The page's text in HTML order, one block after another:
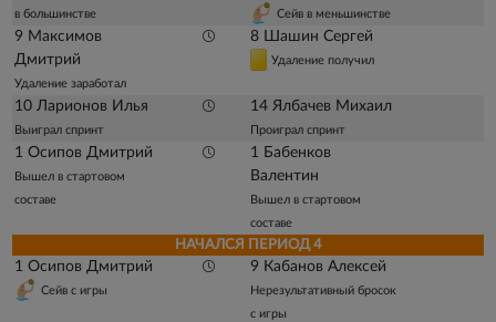
в большинстве
Сейв в меньшинстве
9 Максимов
Дмитрий
Удаление заработал
8 Шашин Сергей
Удаление получил
10 Ларионов Илья
Выиграл спринт
14 Ялбачев Михаил
Проиграл спринт
1 Осипов Дмитрий
Вышел в стартовом
составе
1 Бабенков
Валентин
Вышел в стартовом
составе
НАЧАЛСЯ ПЕРИОД 4
1 Осипов Дмитрий
Сейв с игры
9 Кабанов Алексей
Нерезультативный бросок
с игры